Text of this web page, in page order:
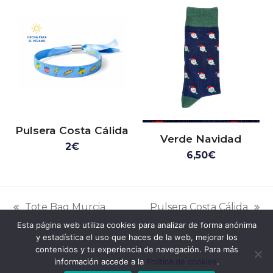
Pulsera Costa Cálida
2€
Verde Navidad
6,50€
anterior:
Tote Bag Murcia Pulsera Costa Cálida
Desarrollado por Piwity.es
Aviso legal
Política de cookies Política de privacidad
Esta página web utiliza cookies para analizar de forma anónima
y estadística el uso que haces de la web, mejorar los
contenidos y tu experiencia de navegación. Para más
información accede a la
.